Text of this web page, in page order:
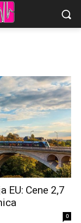
EU: Cene 2,7
0